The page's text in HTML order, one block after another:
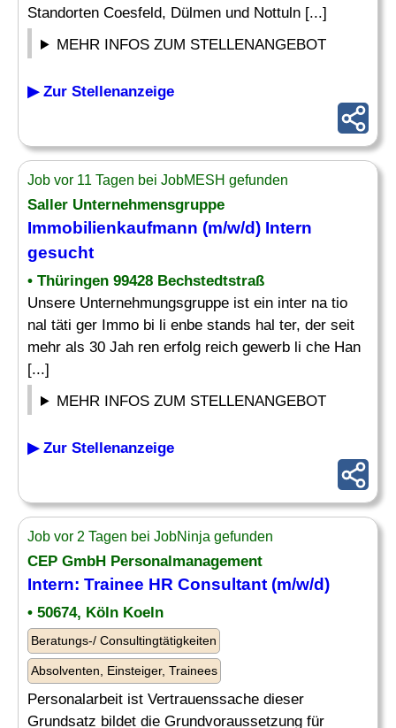
Standorten Coesfeld, Dülmen und Nottuln [...]
MEHR INFOS ZUM STELLENANGEBOT
▶ Zur Stellenanzeige
Job vor 11 Tagen bei JobMESH gefunden
Saller Unternehmensgruppe
Immobilienkaufmann (m/w/d) Intern
gesucht
• Thüringen 99428 Bechstedtstraß
Unsere Unternehmungsgruppe ist ein inter na tio
nal täti ger Immo bi li enbe stands hal ter, der seit
mehr als 30 Jah ren erfolg reich gewerb li che Han
[...]
MEHR INFOS ZUM STELLENANGEBOT
▶ Zur Stellenanzeige
Job vor 2 Tagen bei JobNinja gefunden
CEP GmbH Personalmanagement
Intern: Trainee HR Consultant (m/w/d)
• 50674, Köln Koeln
Beratungs-/ Consultingtätigkeiten
Absolventen, Einsteiger, Trainees
Personalarbeit ist Vertrauenssache dieser
Grundsatz bildet die Grundvoraussetzung für